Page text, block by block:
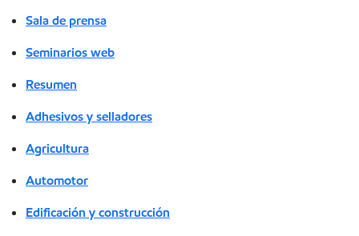
Sala de prensa
Seminarios web
Resumen
Adhesivos y selladores
Agricultura
Automotor
Edificación y construcción